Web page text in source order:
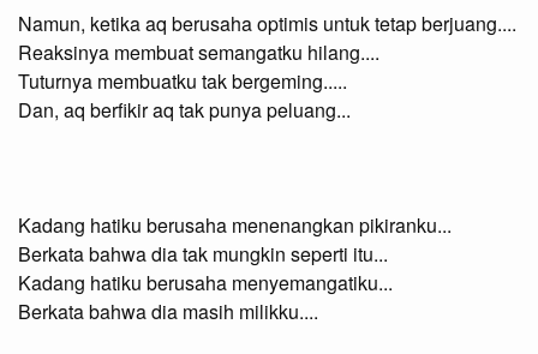
Namun, ketika aq berusaha optimis untuk tetap berjuang....
Reaksinya membuat semangatku hilang....
Tuturnya membuatku tak bergeming.....
Dan, aq berfikir aq tak punya peluang...
Kadang hatiku berusaha menenangkan pikiranku...
Berkata bahwa dia tak mungkin seperti itu...
Kadang hatiku berusaha menyemangatiku...
Berkata bahwa dia masih milikku....